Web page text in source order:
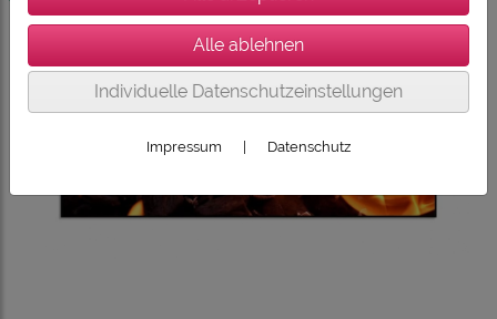
Individuelle Datenschutzeinstellungen
Impressum Datenschutz